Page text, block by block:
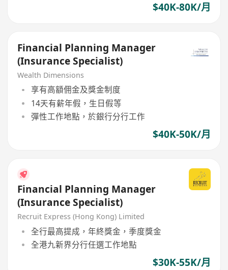
$40K-80K/月
Financial Planning Manager
(Insurance Specialist)
Wealth Dimensions
享有高額佣金及獎金制度
14天有薪年假，生日假等
彈性工作地點，於銀行分行工作
$40K-50K/月
Financial Planning Manager
(Insurance Specialist)
Recruit Express (Hong Kong) Limited
全行最高提成，年終獎金，季度獎金
全港九新界分行任選工作地點
$30K-55K/月